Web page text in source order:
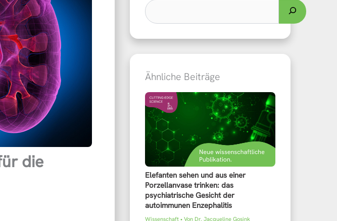
die
Ähnliche Beiträge
Elefanten sehen und aus einer
Porzellanvase trinken: das
psychiatrische Gesicht der
autoimmunen Enzephalitis
Wissenschaft • Von Dr. Jacqueline Gosink